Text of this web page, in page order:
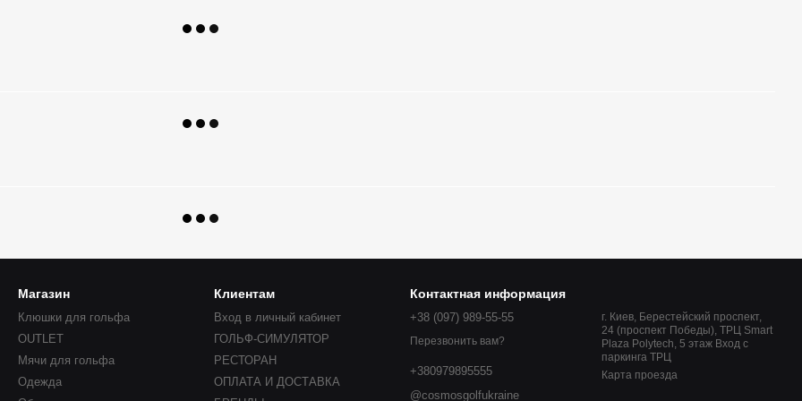
Магазин
Клюшки для гольфа
OUTLET
Мячи для гольфа
Одежда
Клиентам
Вход в личный кабинет
ГОЛЬФ-СИМУЛЯТОР
РЕСТОРАН
ОПЛАТА И ДОСТАВКА
Контактная информация
+38 (097) 989-55-55
Перезвонить вам?
+380979895555
@cosmosgolfukraine
г. Киев, Берестейский проспект,
24 (проспект Победы), ТРЦ Smart
Plaza Polytech, 5 этаж Вход с
паркинга ТРЦ
Карта проезда